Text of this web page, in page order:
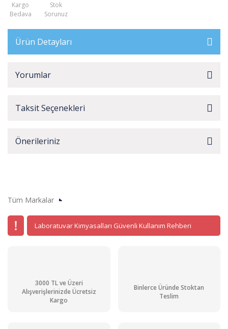
Kargo
Bedava
Stok
Sorunuz
Ürün Detayları
Yorumlar
Taksit Seçenekleri
Önerileriniz
Tüm Markalar
Laboratuvar Kimyasalları Güvenli Kullanım Rehberi
3000 TL ve Üzeri
Alışverişlerinizde Ücretsiz
Kargo
Binlerce Üründe Stoktan
Teslim